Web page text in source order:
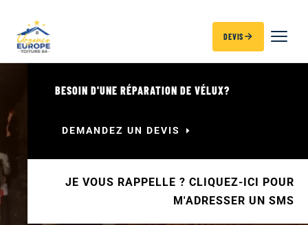
DEVIS
BESOIN D'UNE RÉPARATION DE VÉLUX?
DEMANDEZ UN DEVIS
JE VOUS RAPPELLE ? CLIQUEZ-ICI POUR
M'ADRESSER UN SMS